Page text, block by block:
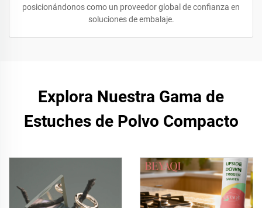
posicionándonos como un proveedor global de confianza en
soluciones de embalaje.
Explora Nuestra Gama de
Estuches de Polvo Compacto